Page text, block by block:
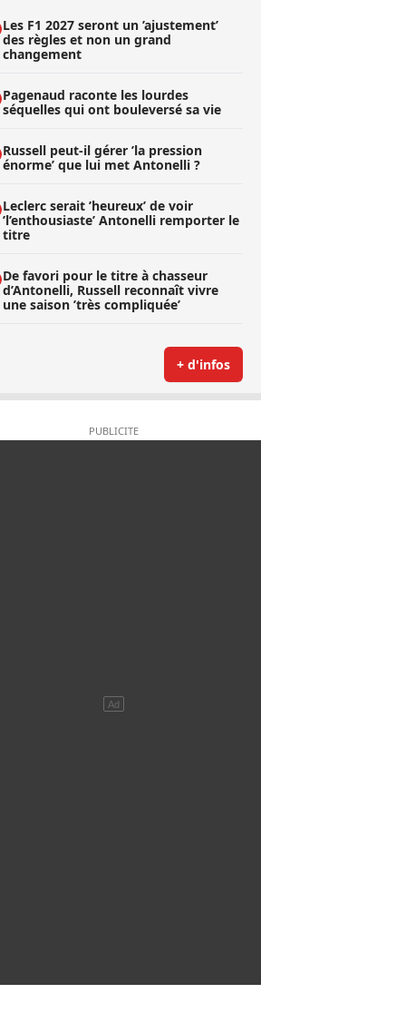
Les F1 2027 seront un ’ajustement’
des règles et non un grand
changement
Pagenaud raconte les lourdes
séquelles qui ont bouleversé sa vie
Russell peut-il gérer ’la pression
énorme’ que lui met Antonelli ?
Leclerc serait ’heureux’ de voir
’l’enthousiaste’ Antonelli remporter le
titre
De favori pour le titre à chasseur
d’Antonelli, Russell reconnaît vivre
une saison ’très compliquée’
+ d'infos